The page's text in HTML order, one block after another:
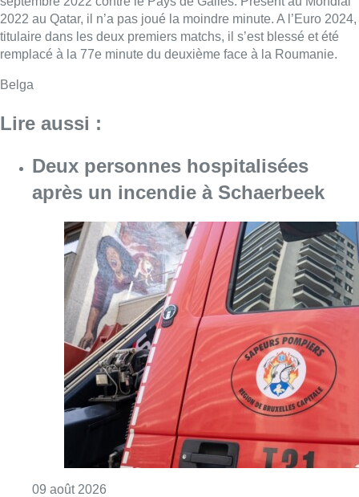
2022 au Qatar, il n’a pas joué la moindre minute. A l’Euro 2024,
titulaire dans les deux premiers matchs, il s’est blessé et été
remplacé à la 77e minute du deuxième face à la Roumanie.
Belga
Lire aussi :
Deux personnes hospitalisées
après un incendie à Schaerbeek
09 août 2026